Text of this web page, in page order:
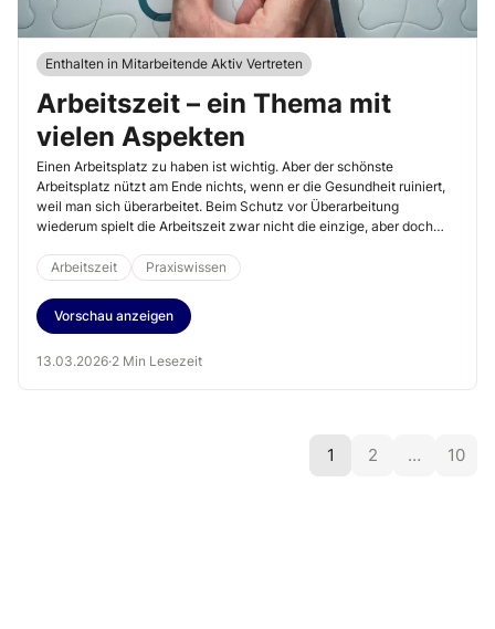
Enthalten in Mitarbeitende Aktiv Vertreten
Arbeitszeit – ein Thema mit
vielen Aspekten
Einen Arbeitsplatz zu haben ist wichtig. Aber der schönste
Arbeitsplatz nützt am Ende nichts, wenn er die Gesundheit ruiniert,
weil man sich überarbeitet. Beim Schutz vor Überarbeitung
wiederum spielt die Arbeitszeit zwar nicht die einzige, aber doch
daher ganz oben in der Prioritätenliste stehen.
Arbeitszeit Praxiswissen
Vorschau anzeigen
13.03.2026·2 Min Lesezeit
1 2 … 10